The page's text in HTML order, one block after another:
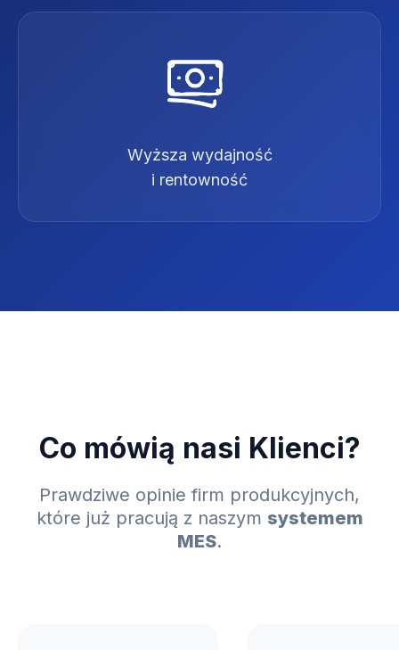
Wyższa wydajność
i rentowność
Co mówią nasi Klienci?
Prawdziwe opinie firm produkcyjnych,
które już pracują z naszym systemem
MES.